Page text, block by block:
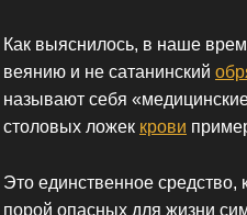
Как выяснилось, в наше
веянию и не сатанинский
называют себя
столовых ложек крови
Это единственное средство,
порой опасных для жизни